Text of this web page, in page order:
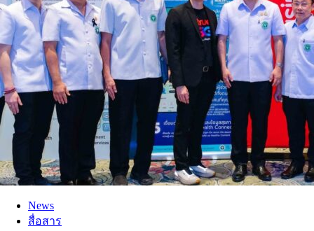
News
สื่อสาร